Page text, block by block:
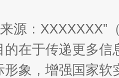
源：
的在于传递更多
形象，增强国家